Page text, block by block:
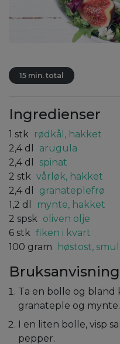
15 min. total
Ingredienser
1 stk rødkål, hakket
2,4 dl
arugula
2,4 dl
spinat
2 stk vårløk, hakket
2,4 dl
granateplefrø
1,2 dl
mynte, hakket
2 spsk oliven olje
6 stk fiken i kvart
100 gram høstost,
Bruksanvisning
Ta en bolle og bland
granateple og mynte.
I en liten bolle, visp
pepper.